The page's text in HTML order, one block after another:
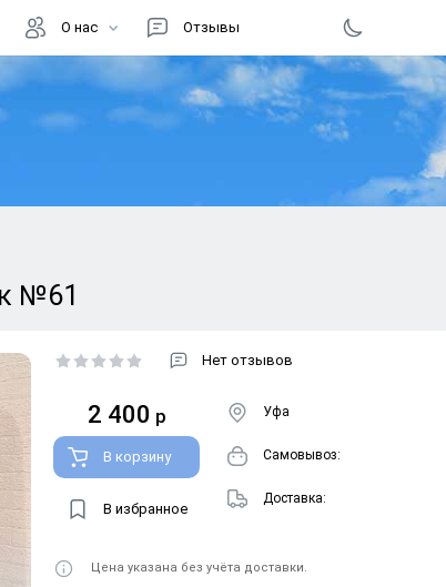
О нас
Документы
Отзывы
№61
Нет отзывов
2 400 р
В корзину
В избранное
Уфа
Cамовывоз:
Доставка:
Цена указана без учёта доставки.